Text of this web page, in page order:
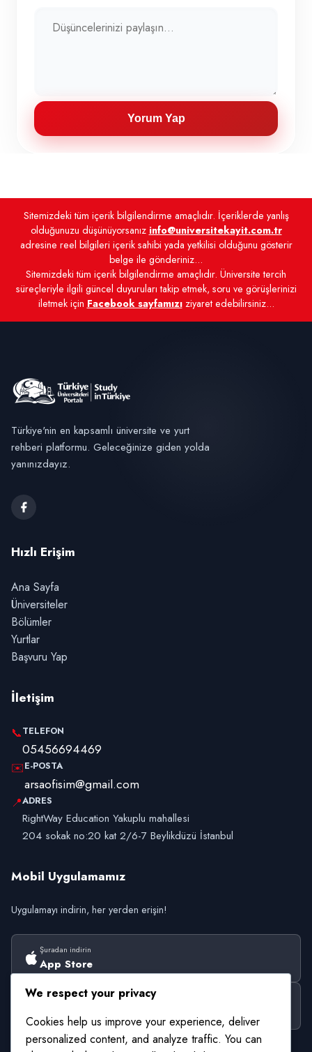
Yorum Yap
Sitemizdeki tüm içerik bilgilendirme amaçlıdır. İçeriklerde yanlış
olduğunuzu düşünüyorsanız info@universitekayit.com.tr
adresine reel bilgileri içerik sahibi yada yetkilisi olduğunu gösterir
belge ile gönderiniz...
Sitemizdeki tüm içerik bilgilendirme amaçlıdır. Üniversite tercih
süreçleriyle ilgili güncel duyuruları takip etmek, soru ve görüşlerinizi
iletmek için Facebook sayfamızıziyaret edebilirsiniz...
Türkiye'nin en kapsamlı üniversite ve yurt
rehberi platformu. Geleceğinize giden yolda
yanınızdayız.
Hızlı Erişim
Ana Sayfa
Üniversiteler
Bölümler
Yurtlar
Başvuru Yap
İletişim
📞TELEFON
05456694469
✉️E-POSTA
arsaofisim@gmail.com
📍ADRES
RightWay Education Yakuplu mahallesi
204 sokak no:20 kat 2/6-7 Beylikdüzü İstanbul
Mobil Uygulamamız
Uygulamayı indirin, her yerden erişin!
Şuradan indirin
App Store
Şuradan alın
Google Play
We respect your privacy
Cookies help us improve your experience, deliver
personalized content, and analyze traffic. You can